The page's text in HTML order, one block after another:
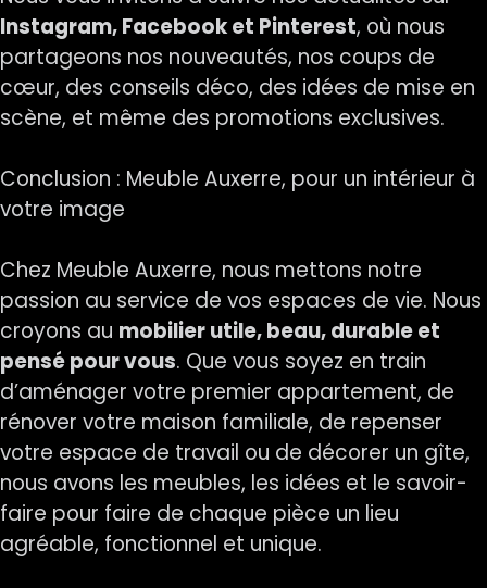
Instagram, Facebook et Pinterest, où nous
partageons nos nouveautés, nos coups de
cœur, des conseils déco, des idées de mise en
scène, et même des promotions exclusives.
Conclusion : Meuble Auxerre, pour un intérieur à
votre image
Chez Meuble Auxerre, nous mettons notre
passion au service de vos espaces de vie. Nous
croyons au mobilier utile, beau, durable et
pensé pour vous. Que vous soyez en train
d’aménager votre premier appartement, de
rénover votre maison familiale, de repenser
votre espace de travail ou de décorer un gîte,
nous avons les meubles, les idées et le savoir-
faire pour faire de chaque pièce un lieu
agréable, fonctionnel et unique.